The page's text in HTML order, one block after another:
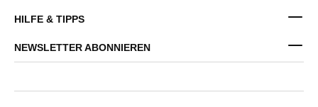
HILFE & TIPPS
NEWSLETTER ABONNIEREN